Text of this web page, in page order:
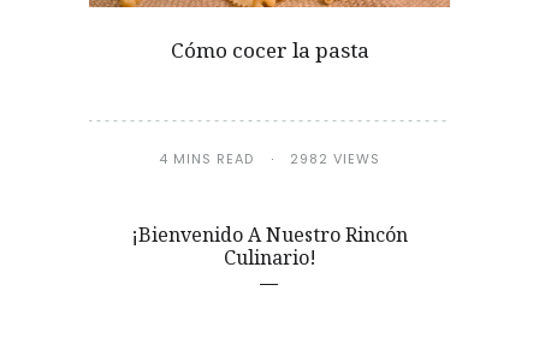
Cómo cocer la pasta
4 MINS READ 2982 VIEWS
¡Bienvenido A Nuestro Rincón
Culinario!